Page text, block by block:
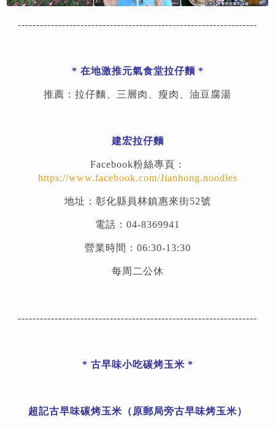
-----------------------------------------------------------------
* 在地激推元氣食堂拉仔麵 *
推薦：拉仔麵、三層肉、瘦肉、油豆腐湯
建宏拉仔麵
Facebook粉絲專頁：
https://www.facebook.com/Jianhong.noodles
地址：彰化縣員林鎮惠來街52號
電話：04-8369941
營業時間：06:30-13:30
每周二公休
-----------------------------------------------------------------
* 古早味小吃碳烤玉米 *
超記古早味碳烤玉米 （原郵局旁古早味烤玉米）